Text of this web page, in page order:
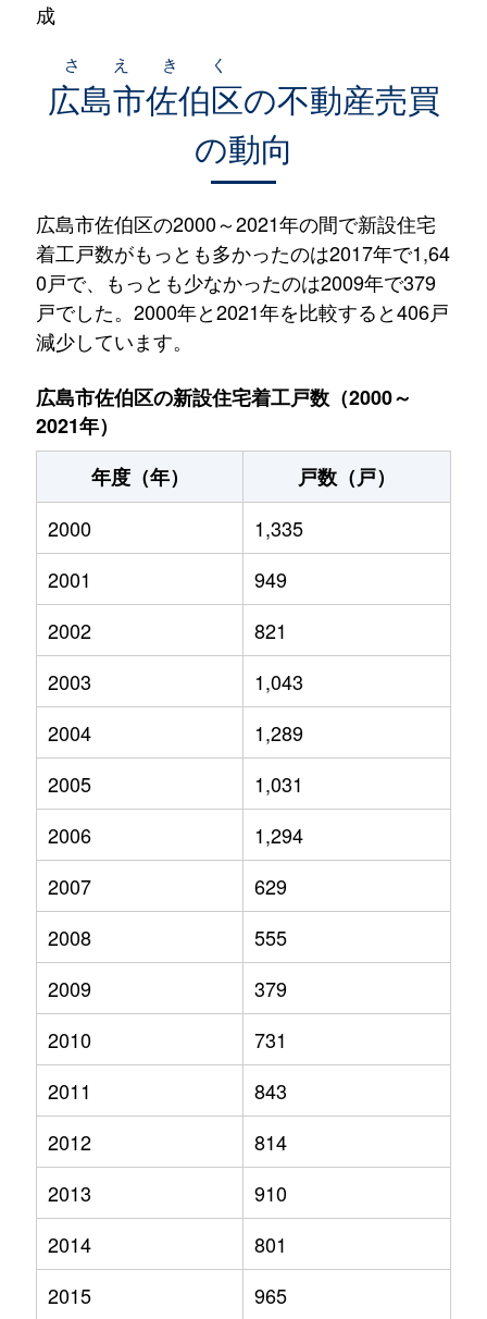
成
広島市佐伯区
さえきく
の不動産売買
の動向
広島市佐伯区の2000～2021年の間で新設住宅
着工戸数がもっとも多かったのは2017年で1,64
0戸で、もっとも少なかったのは2009年で379
戸でした。2000年と2021年を比較すると406戸
減少しています。
広島市佐伯区の新設住宅着工戸数（2000～
2021年）
年度（年）
戸数（戸）
2000
1,335
2001
949
2002
821
2003
1,043
2004
1,289
2005
1,031
2006
1,294
2007
629
2008
555
2009
379
2010
731
2011
843
2012
814
2013
910
2014
801
2015
965